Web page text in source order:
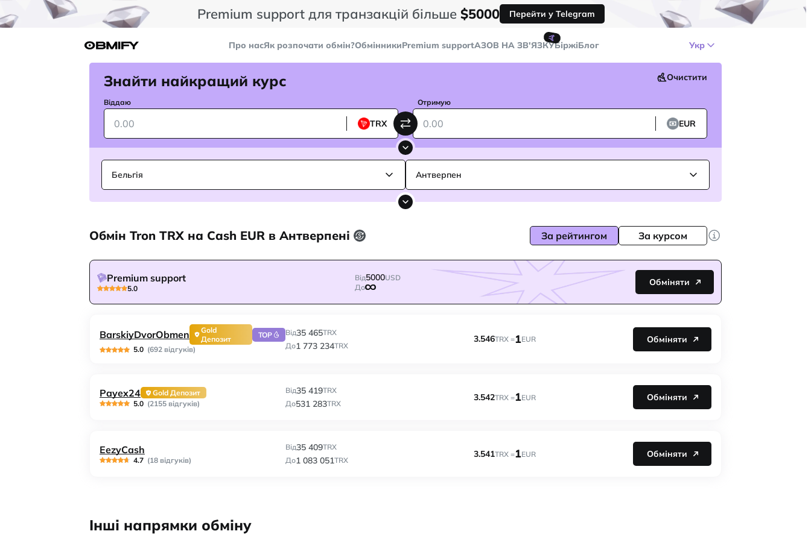
Premium support для транзакцій більше $5000 Перейти у Telegram
Про насЯк розпочати обмін?ОбмінникиPremium support
🤙
AЗОВ НА ЗВ'ЯЗКУБіржіБлог Укр
Знайти найкращий курс Очистити
Віддаю
TRX
Отримую
EUR
Бельгія Антверпен
Обмін Tron TRX на Cash EUR в Антверпені За рейтингом За курсом
Premium support
5.0
Від5000USD
До
Обміняти
BarskiyDvorObmen
Gold
Депозит
TOP
5.0 (692 відгуків)
Від35 465TRX
До1 773 234TRX
3.546TRX =1EUR Обміняти
Payex24
Gold Депозит
5.0 (2155 відгуків)
Від35 419TRX
До531 283TRX
3.542TRX =1EUR Обміняти
EezyCash
4.7 (18 відгуків)
Від35 409TRX
До1 083 051TRX
3.541TRX =1EUR Обміняти
Інші напрямки обміну